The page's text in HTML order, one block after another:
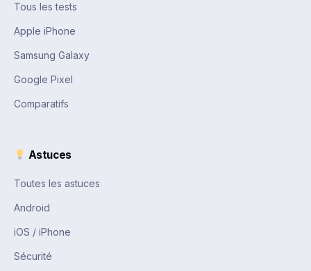
Tous les tests
Apple iPhone
Samsung Galaxy
Google Pixel
Comparatifs
Astuces
Toutes les astuces
Android
iOS / iPhone
Sécurité